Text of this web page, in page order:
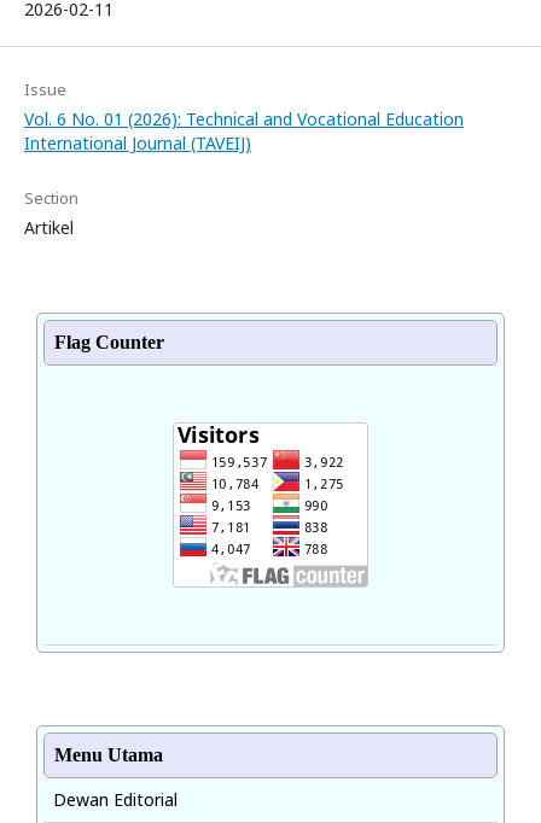
2026-02-11
Issue
Vol. 6 No. 01 (2026): Technical and Vocational Education
International Journal (TAVEIJ)
Section
Artikel
Flag Counter
Menu Utama
Dewan Editorial